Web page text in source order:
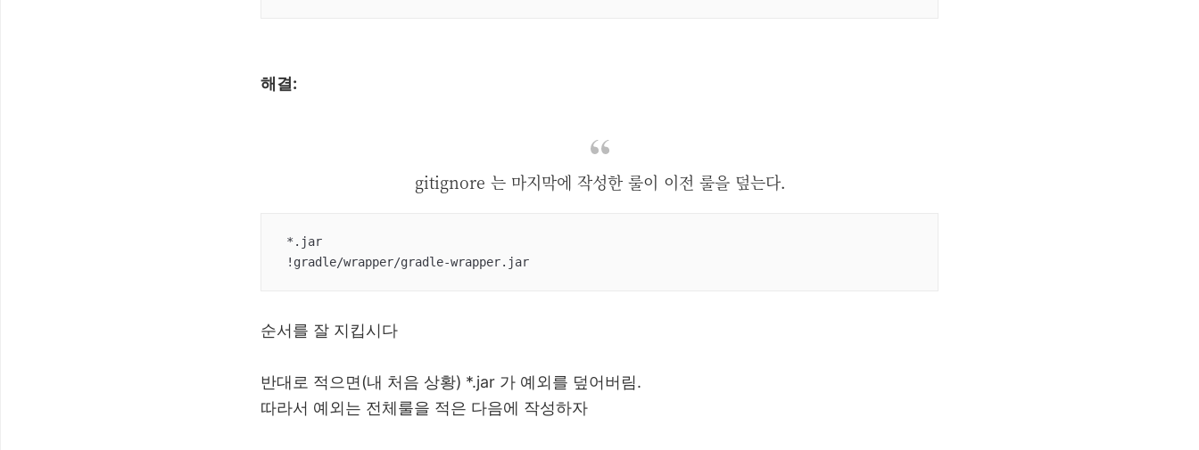
해결:
gitignore 는 마지막에 작성한 룰이 이전 룰을 덮는다.
!gradle/wrapper/gradle-wrapper.jar
순서를 잘 지킵시다
반대로 적으면(내 처음 상황) *.jar 가 예외를 덮어버림.
따라서 예외는 전체룰을 적은 다음에 작성하자